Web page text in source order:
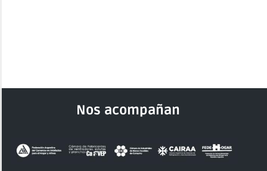
Nos acompañan